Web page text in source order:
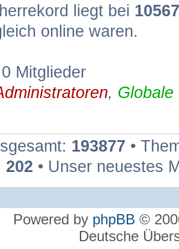
liegt bei 10567
online waren.
Mitglieder
, Globale
193877 •
202 • Unser neuestes
Powered by phpBB ©
Deutsche